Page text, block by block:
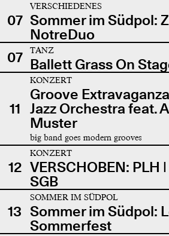
07
VERSCHIEDENES
Sommer im Südpol:
NotreDuo
07
TANZ
Ballett Grass On
11
KONZERT
Groove
Jazz Orchestra feat.
Muster
big band goes modern grooves
12
KONZERT
VERSCHOBEN: PLH
SGB
13
SOMMER IM SÜDPOL
Sommer im Südpol:
Sommerfest